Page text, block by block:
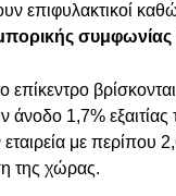
επιφυλακτικοί
άνοδο 1,7%
με περίπου
της χώρας.